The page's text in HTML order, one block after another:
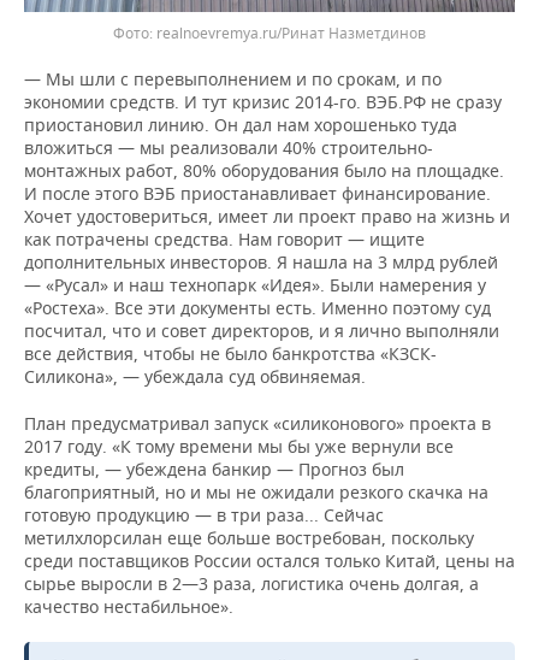
realnoevremya.ru/Ринат Назметдинов
— Мы шли с перевыполнением и по срокам, и по
экономии средств. И тут кризис 2014-го. ВЭБ.РФ не сразу
приостановил линию. Он дал нам хорошенько туда
вложиться — мы реализовали 40% строительно-
монтажных работ, 80% оборудования было на площадке.
И после этого ВЭБ приостанавливает финансирование.
Хочет удостовериться, имеет ли проект право на жизнь и
как потрачены средства. Нам говорит — ищите
дополнительных инвесторов. Я нашла на 3 млрд рублей
— «Русал» и наш технопарк «Идея». Были намерения у
«Ростеха». Все эти документы есть. Именно поэтому суд
посчитал, что и совет директоров, и я лично выполняли
все действия, чтобы не было банкротства «КЗСК-
Силикона», — убеждала суд обвиняемая.
План предусматривал запуск «силиконового» проекта в
2017 году. «К тому времени мы бы уже вернули все
кредиты, — убеждена банкир — Прогноз был
благоприятный, но и мы не ожидали резкого скачка на
готовую продукцию — в три раза... Сейчас
метилхлорсилан еще больше востребован, поскольку
среди поставщиков России остался только Китай, цены на
сырье выросли в 2—3 раза, логистика очень долгая, а
качество нестабильное».